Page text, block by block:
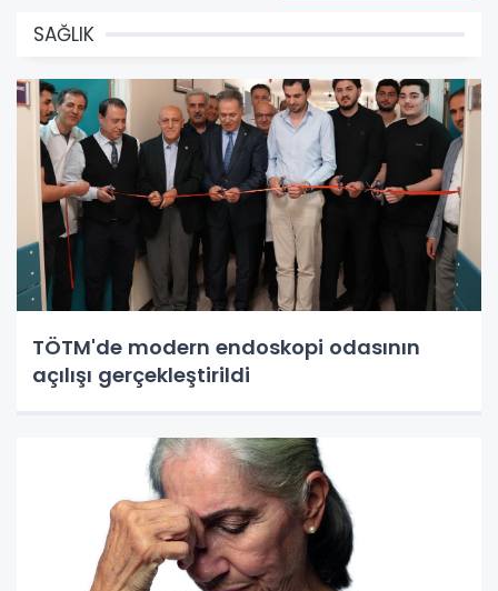
SAĞLIK
TÖTM'de modern endoskopi odasının
açılışı gerçekleştirildi